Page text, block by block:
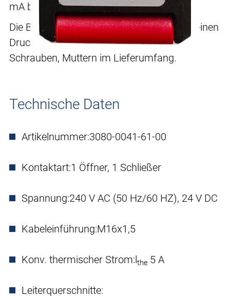
mA bei 24 VDC zuverlässig schalten.
Die Betätigung erfolgt ausschließlich über einen
Druckstößel. Für die Befestigung sind M4
Schrauben, Muttern im Lieferumfang.
Technische Daten
Artikelnummer:3080-0041-61-00
Kontaktart:1 Öffner, 1 Schließer
Spannung:240 V AC (50 Hz/60 HZ), 24 V DC
Kabeleinführung:M16x1,5
Konv. thermischer Strom: the 5 A
Leiterquerschnitte: